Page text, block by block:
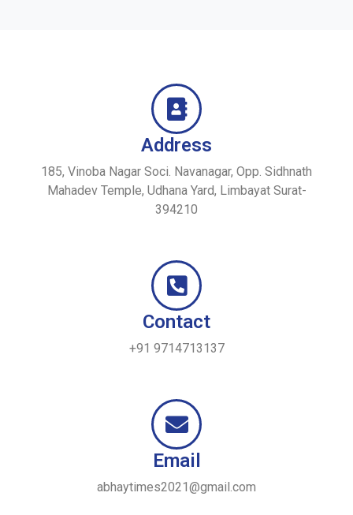
Address
185, Vinoba Nagar Soci. Navanagar, Opp. Sidhnath
Mahadev Temple, Udhana Yard, Limbayat Surat-
394210
Contact
+91 9714713137
Email
abhaytimes2021@gmail.com